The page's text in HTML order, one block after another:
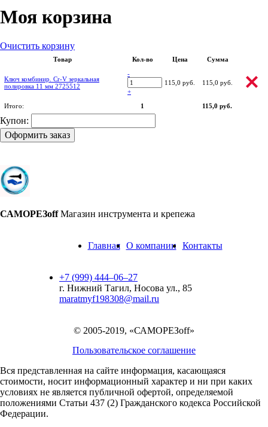
Моя корзина
Очистить корзину
Товар Кол-во Цена Сумма
Ключ комбинир. Cr-V зеркальная
полировка 11 мм 2725512
-
+
115,0 руб. 115,0 руб.
Итого: 1 115,0 руб.
Купон:
Оформить заказ
САМОРЕЗoff Магазин инструмента и крепежа
Главная О компании Контакты
+7 (999) 444‒06‒27
г. Нижний Тагил, Носова ул., 85
maratmyf198308@mail.ru
© 2005-2019, «САМОРЕЗoff»
Пользовательское соглашение
Вся представленная на сайте информация, касающаяся
стоимости, носит информационный характер и ни при каких
условиях не является публичной офертой, определяемой
положениями Статьи 437 (2) Гражданского кодекса Российской
Федерации.